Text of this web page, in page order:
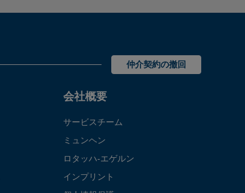
仲介契約の撤回
会社概要
サービスチーム
ミュンヘン
ロタッハ‐エゲルン
インプリント